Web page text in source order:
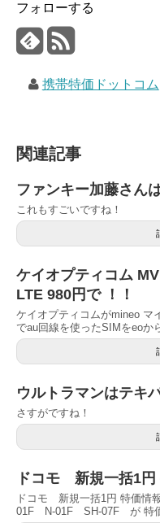
フォローする
携帯特価ドットコム
関連記事
ファンキー加藤さん
これもすごいですね！
ケイオプティコム
LTE 980円で ！！
ケイオプティコムがmineo マ
でau回線を使ったSIMをeoか
ウルトラマンはテキ
さすがですね！
ドコモ 新規一括1円
ドコモ 新規一括1円 特価情
01F N-01F SH-07F が 特価